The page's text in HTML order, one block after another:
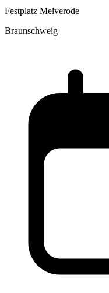
Festplatz Melverode
Braunschweig